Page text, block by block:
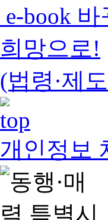
e-book
희망으로!
(법령·제
개인정보